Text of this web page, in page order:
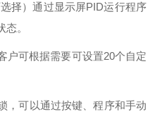
择）通过显示屏PID运行程序
。
户可根据需要可设置20个自定
，可以通过按键、程序和手动